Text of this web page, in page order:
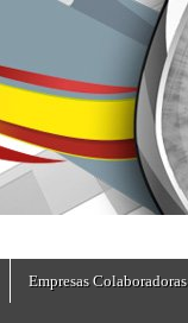
Empresas Colaboradoras